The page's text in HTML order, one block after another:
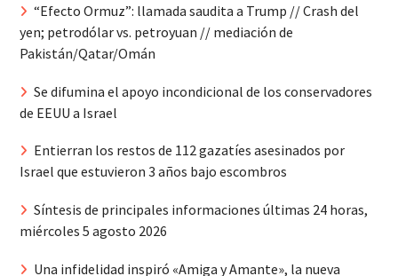
“Efecto Ormuz”: llamada saudita a Trump // Crash del
yen; petrodólar vs. petroyuan // mediación de
Pakistán/Qatar/Omán
Se difumina el apoyo incondicional de los conservadores
de EEUU a Israel
Entierran los restos de 112 gazatíes asesinados por
Israel que estuvieron 3 años bajo escombros
Síntesis de principales informaciones últimas 24 horas,
miércoles 5 agosto 2026
Una infidelidad inspiró «Amiga y Amante», la nueva